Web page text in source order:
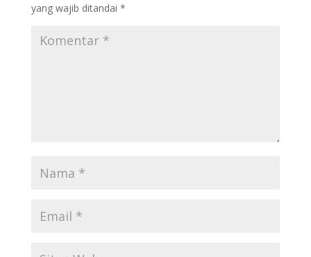
yang wajib ditandai *